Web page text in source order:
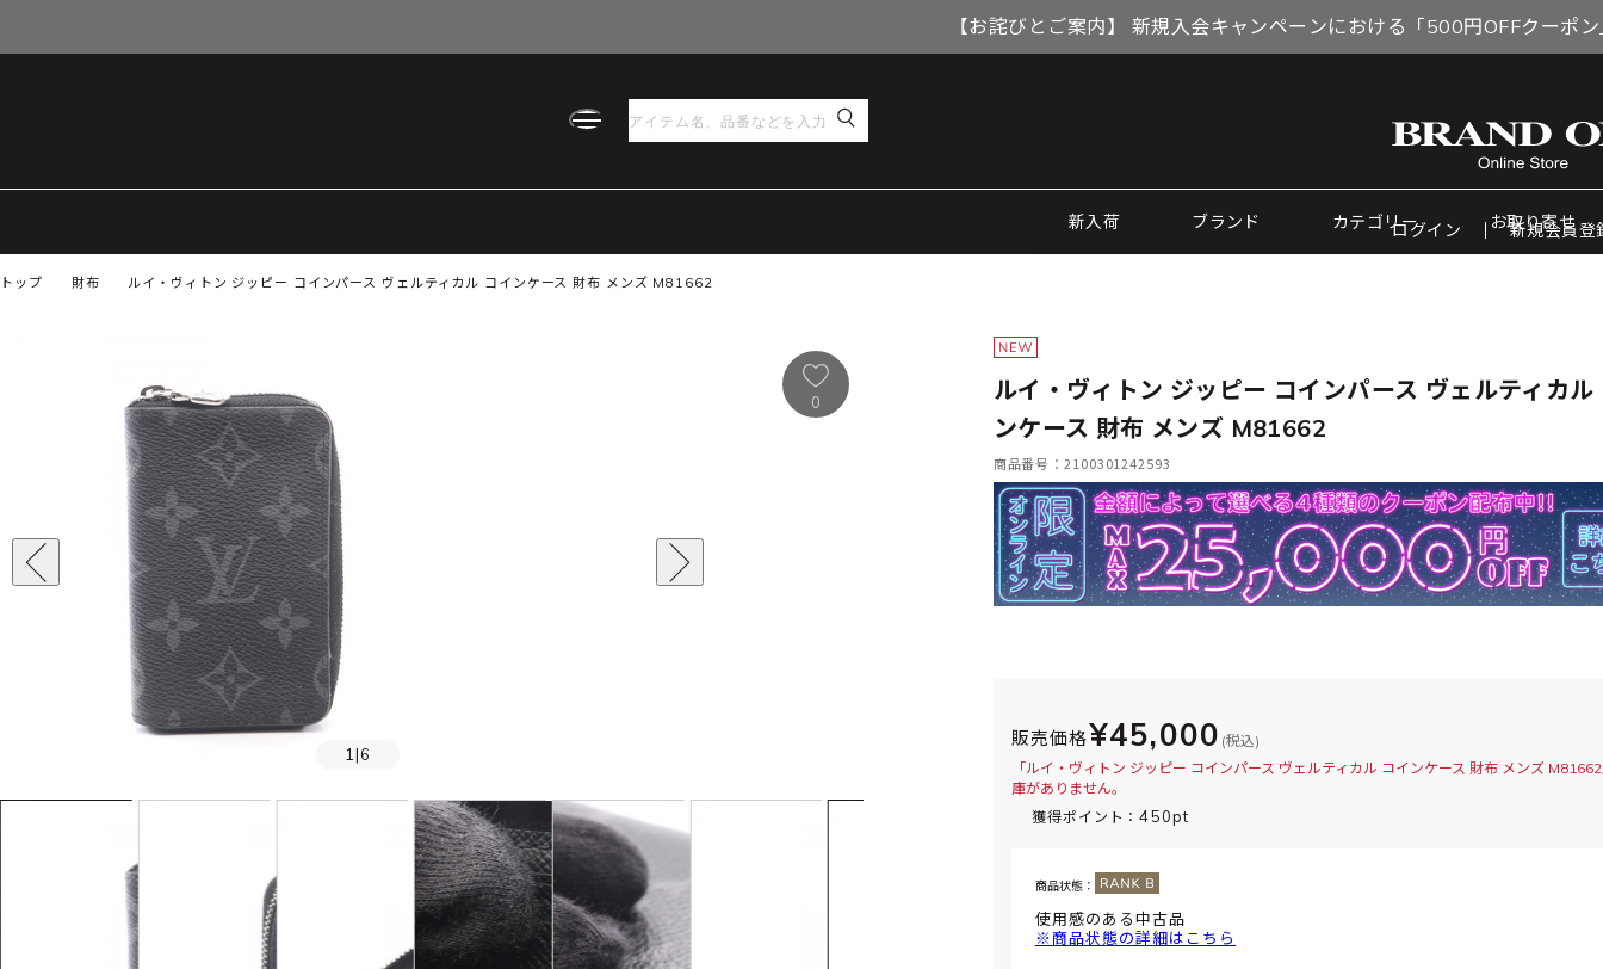
【お詫びとご案内】 新規入会キャンペーンにおける「500円OFFクーポ
新入荷 ブランド カテゴリー お取り寄せ
ログイン 新規会員登
トップ ルイ・ヴィトン ジッピー コインパース ヴェルティカル コインケース 財布 メンズ M81662
財布
SOLD OUT
1 |6
0
ルイ・ヴィトン ジッピー コインパース ヴェルティカル
ンケース 財布 メンズ M81662
商品番号：2100301242593
販売価格¥45,000 (税込)
「ルイ・ヴィトン ジッピー コインパース ヴェルティカル コインケース 財布 メンズ
庫がありません。
獲得ポイント：450pt
商品状態：
使用感のある中古品
※商品状態の詳細はこちら